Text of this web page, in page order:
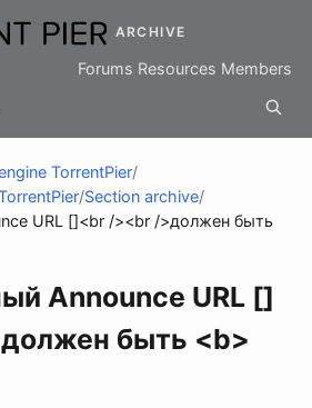
ARCHIVE
Forums Resources Members
TorrentPier/
/Section archive/
URL []<br /><br />должен быть
Аnnounce URL []
быть <b>